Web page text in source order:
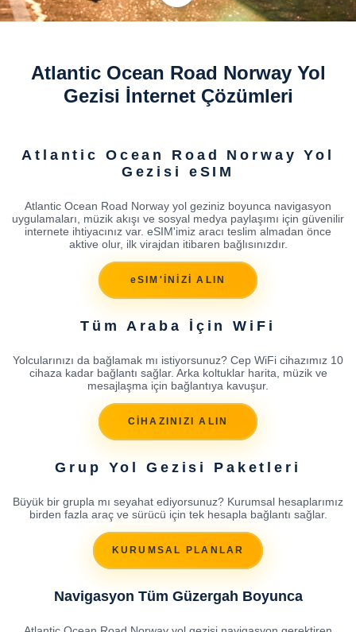
Atlantic Ocean Road Norway Yol
Gezisi İnternet Çözümleri
Atlantic Ocean Road Norway Yol
Gezisi eSIM
Atlantic Ocean Road Norway yol geziniz boyunca navigasyon
uygulamaları, müzik akışı ve sosyal medya paylaşımı için güvenilir
internete ihtiyacınız var. eSIM'imiz aracı teslim almadan önce
aktive olur, ilk virajdan itibaren bağlısınızdır.
eSIM'İNİZİ ALIN
Tüm Araba İçin WiFi
Yolcularınızı da bağlamak mı istiyorsunuz? Cep WiFi cihazımız 10
cihaza kadar bağlantı sağlar. Arka koltuklar harita, müzik ve
mesajlaşma için bağlantıya kavuşur.
CİHAZINIZI ALIN
Grup Yol Gezisi Paketleri
Büyük bir grupla mı seyahat ediyorsunuz? Kurumsal hesaplarımız
birden fazla araç ve sürücü için tek hesapla bağlantı sağlar.
KURUMSAL PLANLAR
Navigasyon Tüm Güzergah Boyunca